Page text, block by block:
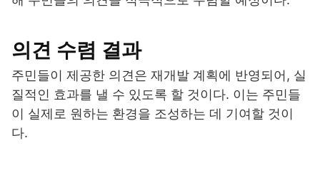
의견 수렴 결과
주민들이 제공한 의견은 재개발 계획에 반영되어, 실
질적인 효과를 낼 수 있도록 할 것이다. 이는 주민들
이 실제로 원하는 환경을 조성하는 데 기여할 것이
다.